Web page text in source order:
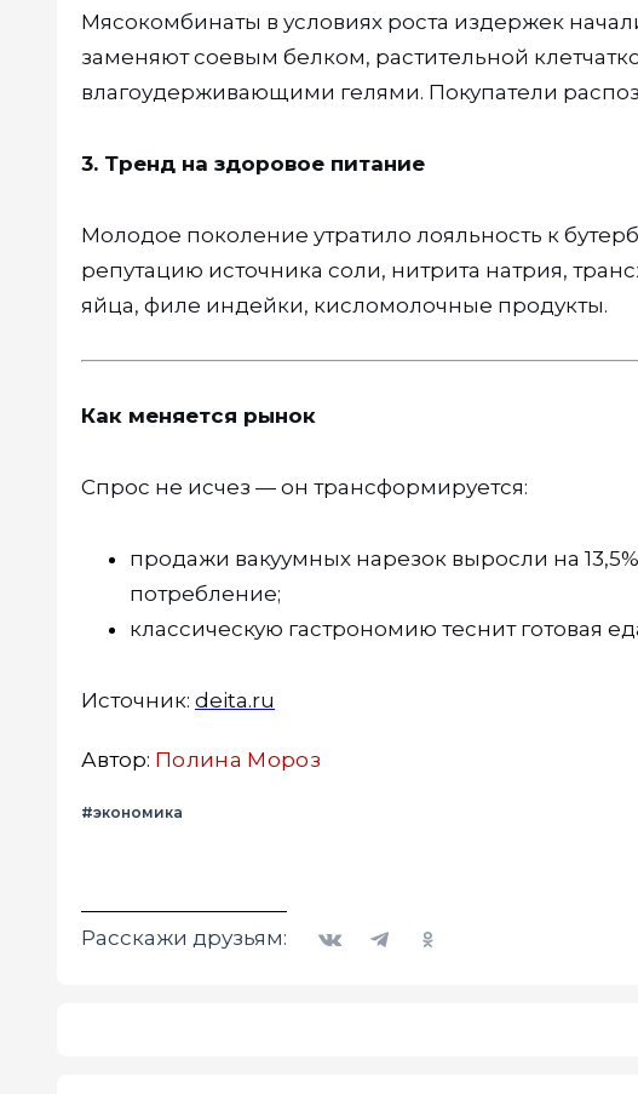
Мясокомбинаты в условиях роста издержек
заменяют соевым белком, растительной
влагоудерживающими гелями. Покупатели
3. Тренд на здоровое питание
Молодое поколение утратило лояльность к
репутацию источника соли, нитрита натрия,
яйца, филе индейки, кисломолочные продукты.
Как меняется рынок
Спрос не исчез — он трансформируется:
продажи вакуумных нарезок выросли на
потребление;
классическую гастрономию теснит готовая
Источник: deita.ru
Автор: Полина Мороз
#экономика
Расскажи друзьям: